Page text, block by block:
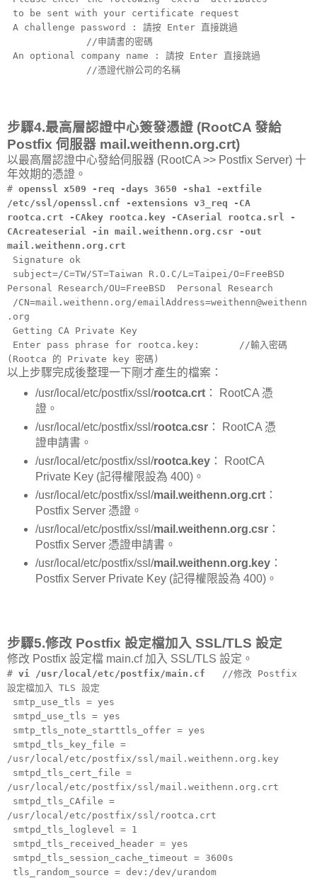
to be sent with your certificate request
A challenge password : 請按 Enter 直接跳過
//申請書的密碼
An optional company name : 請按 Enter 直接跳過
//憑證代辦公司的名稱
步驟4.最高層認證中心簽發憑證 (RootCA 發給
Postfix 伺服器 mail.weithenn.org.crt)
以最高層認證中心發給伺服器 (RootCA >> Postfix Server) 十
年效期的憑證。
# openssl x509 -req -days 3650 -sha1 -extfile
/etc/ssl/openssl.cnf -extensions v3_req -CA
rootca.crt -CAkey rootca.key -CAserial rootca.srl -
CAcreateserial -in mail.weithenn.org.csr -out
mail.weithenn.org.crt
Signature ok
subject=/C=TW/ST=Taiwan R.O.C/L=Taipei/O=FreeBSD
Personal Research/OU=FreeBSD Personal Research
/CN=mail.weithenn.org/emailAddress=weithenn@weithenn
.org
Getting CA Private Key
Enter pass phrase for rootca.key: //輸入密碼
(Rootca 的 Private key 密碼)
以上步驟完成後整理一下剛才產生的檔案：
/usr/local/etc/postfix/ssl/rootca.crt： RootCA 憑
證。
/usr/local/etc/postfix/ssl/rootca.csr： RootCA 憑
證申請書。
/usr/local/etc/postfix/ssl/rootca.key： RootCA
Private Key (記得權限設為 400)。
/usr/local/etc/postfix/ssl/mail.weithenn.org.crt：
Postfix Server 憑證。
/usr/local/etc/postfix/ssl/mail.weithenn.org.csr：
Postfix Server 憑證申請書。
/usr/local/etc/postfix/ssl/mail.weithenn.org.key：
Postfix Server Private Key (記得權限設為 400)。
步驟5.修改 Postfix 設定檔加入 SSL/TLS 設定
修改 Postfix 設定檔 main.cf 加入 SSL/TLS 設定。
# vi /usr/local/etc/postfix/main.cf //修改 Postfix
設定檔加入 TLS 設定
smtp_use_tls = yes
smtpd_use_tls = yes
smtp_tls_note_starttls_offer = yes
smtpd_tls_key_file =
/usr/local/etc/postfix/ssl/mail.weithenn.org.key
smtpd_tls_cert_file =
/usr/local/etc/postfix/ssl/mail.weithenn.org.crt
smtpd_tls_CAfile =
/usr/local/etc/postfix/ssl/rootca.crt
smtpd_tls_loglevel = 1
smtpd_tls_received_header = yes
smtpd_tls_session_cache_timeout = 3600s
tls_random_source = dev:/dev/urandom